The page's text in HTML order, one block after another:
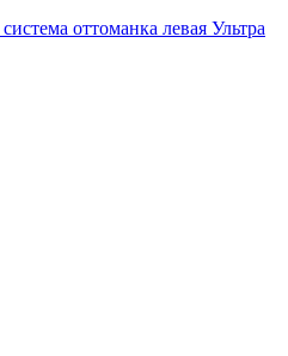
оттоманка левая Ультра